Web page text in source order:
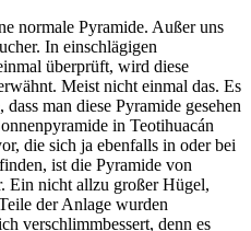
normale Pyramide. Außer uns
In einschlägigen
überprüft, wird diese
Meist nicht einmal das. Es
man diese Pyramide gesehen
in Teotihuacán
die sich ja ebenfalls in oder bei
ist die Pyramide von
Ein nicht allzu großer Hügel,
der Anlage wurden
verschlimmbessert, denn es